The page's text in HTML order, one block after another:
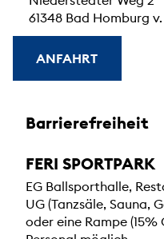
61348 Bad Homburg
ANFAHRT
Barrierefreiheit
FERI SPORTPARK
EG Ballsporthalle,
UG (Tanzsäle, Sauna,
oder eine Rampe